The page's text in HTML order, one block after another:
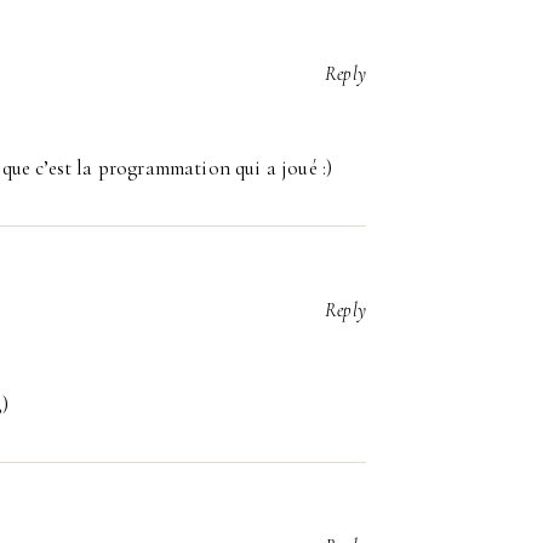
c’est la programmation qui a joué :)
Reply
Reply